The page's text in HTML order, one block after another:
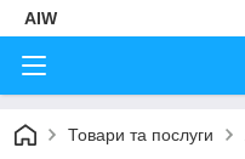
AIW
Товари та послуги